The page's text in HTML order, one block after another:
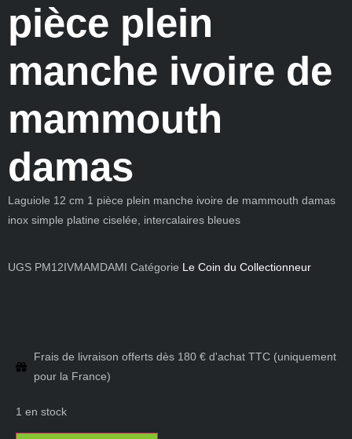
pièce plein
manche ivoire de
mammouth
damas
Laguiole 12 cm 1 pièce plein manche ivoire de mammouth damas
inox simple platine ciselée, intercalaires bleues
UGS PM12IVMAMDAMI Catégorie Le Coin du Collectionneur
Frais de livraison offerts dès 180 € d'achat TTC (uniquement
pour la France)
1 en stock